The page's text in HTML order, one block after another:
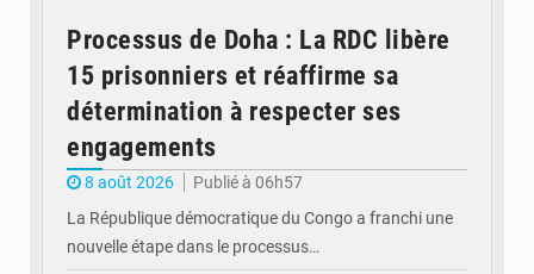
Processus de Doha : La RDC libère
15 prisonniers et réaffirme sa
détermination à respecter ses
engagements
8 août 2026
Publié à 06h57
La République démocratique du Congo a franchi une
nouvelle étape dans le processus…